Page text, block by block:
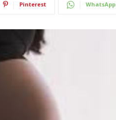
Pinterest WhatsApp